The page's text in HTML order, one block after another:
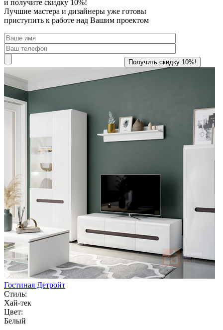
и получите скидку 10%!
Лучшие мастера и дизайнеры уже готовы
приступить к работе над Вашим проектом
Гостиная Детройт
Стиль:
Хай-тек
Цвет:
Белый